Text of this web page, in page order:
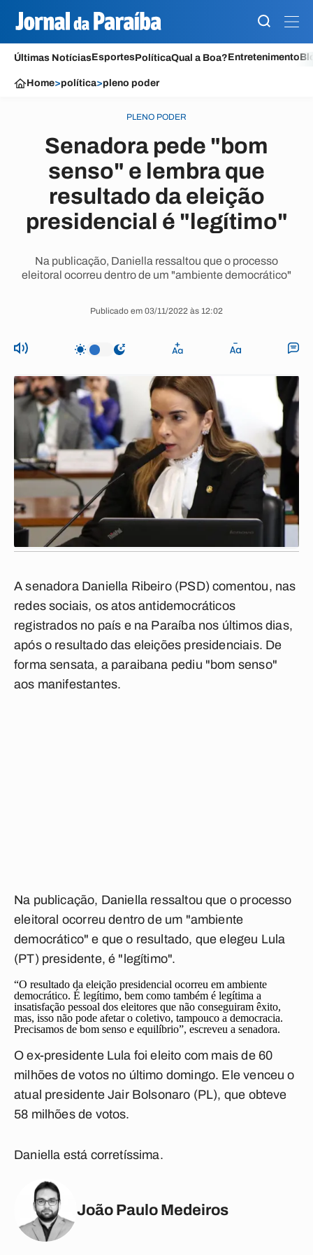
Últimas NotíciasEsportesPolíticaQual a Boa?Entretenimento
Home>política>pleno poder
PLENO PODER
Senadora pede "bom
senso" e lembra que
resultado da eleição
presidencial é "legítimo"
Na publicação, Daniella ressaltou que o processo
eleitoral ocorreu dentro de um "ambiente democrático"
Publicado em 03/11/2022 às 12:02
A senadora Daniella Ribeiro (PSD) comentou, nas
redes sociais, os atos antidemocráticos
registrados no país e na Paraíba nos últimos dias,
após o resultado das eleições presidenciais. De
forma sensata, a paraibana pediu "bom senso"
aos manifestantes.
Na publicação, Daniella ressaltou que o processo
eleitoral ocorreu dentro de um "ambiente
democrático" e que o resultado, que elegeu Lula
(PT) presidente, é "legítimo".
“O resultado da eleição presidencial ocorreu em ambiente
democrático. É legítimo, bem como também é legítima a
insatisfação pessoal dos eleitores que não conseguiram êxito,
mas, isso não pode afetar o coletivo, tampouco a democracia.
Precisamos de bom senso e equilíbrio”, escreveu a senadora.
O ex-presidente Lula foi eleito com mais de 60
milhões de votos no último domingo. Ele venceu o
atual presidente Jair Bolsonaro (PL), que obteve
58 milhões de votos.
Daniella está corretíssima.
João Paulo Medeiros